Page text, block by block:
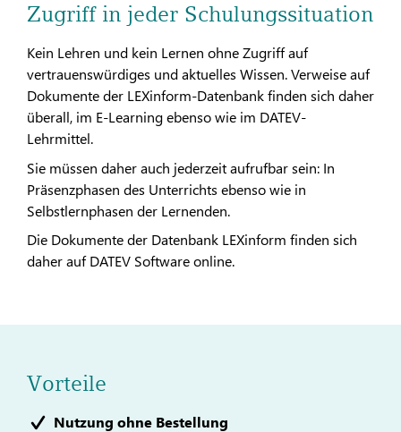
Zugriff in jeder Schulungssituation
Kein Lehren und kein Lernen ohne Zugriff auf
vertrauenswürdiges und aktuelles Wissen. Verweise auf
Dokumente der LEXinform-Datenbank finden sich daher
überall, im E-Learning ebenso wie im DATEV-
Lehrmittel.
Sie müssen daher auch jederzeit aufrufbar sein: In
Präsenzphasen des Unterrichts ebenso wie in
Selbstlernphasen der Lernenden.
Die Dokumente der Datenbank LEXinform finden sich
daher auf DATEV Software online.
Vorteile
Nutzung ohne Bestellung